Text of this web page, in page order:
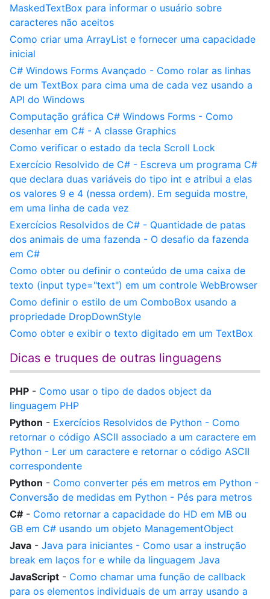
MaskedTextBox para informar o usuário sobre
caracteres não aceitos
Como criar uma ArrayList e fornecer uma capacidade
inicial
C# Windows Forms Avançado - Como rolar as linhas
de um TextBox para cima uma de cada vez usando a
API do Windows
Computação gráfica C# Windows Forms - Como
desenhar em C# - A classe Graphics
Como verificar o estado da tecla Scroll Lock
Exercício Resolvido de C# - Escreva um programa C#
que declara duas variáveis do tipo int e atribui a elas
os valores 9 e 4 (nessa ordem). Em seguida mostre,
em uma linha de cada vez
Exercícios Resolvidos de C# - Quantidade de patas
dos animais de uma fazenda - O desafio da fazenda
em C#
Como obter ou definir o conteúdo de uma caixa de
texto (input type="text") em um controle WebBrowser
Como definir o estilo de um ComboBox usando a
propriedade DropDownStyle
Como obter e exibir o texto digitado em um TextBox
Dicas e truques de outras linguagens
PHP - Como usar o tipo de dados object da
linguagem PHP
Python - Exercícios Resolvidos de Python - Como
retornar o código ASCII associado a um caractere em
Python - Ler um caractere e retornar o código ASCII
correspondente
Python - Como converter pés em metros em Python -
Conversão de medidas em Python - Pés para metros
C# - Como retornar a capacidade do HD em MB ou
GB em C# usando um objeto ManagementObject
Java - Java para iniciantes - Como usar a instrução
break em laços for e while da linguagem Java
JavaScript - Como chamar uma função de callback
para os elementos individuais de um array usando a